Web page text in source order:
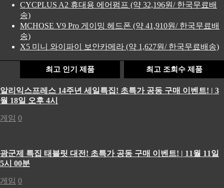
CYCPLUS A2 휴대용 에어펌프 (약 32,196원/ 한국무료배
송)
MCHOSE V9 Pro 게이밍 헤드폰 (약 41,910원/ 한국무료배
송)
X5 미니 와이파이 보안카메라 (약 1,627원/ 한국무료배송)
최고 인기 제품 최고 조회수 제품
알리익스프레스 14주년 세일특집! 초특가 공동 구매 이벤트! | 3
월 18일 오후 4시
게임 0
광군제 특집 태블릿 대전! 초특가 공동 구매 이벤트! | 11월 11일
5시 00분
게임 0